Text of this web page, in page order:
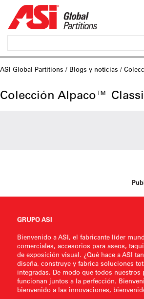
ASI Global Partitions / Blogs y noticias /
Colección Alpaco™
GRUPO ASI
Bienvenido a ASI, el fabricante líder
comerciales, accesorios para aseos,
de exposición visual. ¿Qué hace a ASI
diseña, construye y fabrica soluciones
integradas. De modo que todos nuestros
funcionan juntos a la perfección.
bienvenido a las innovaciones,